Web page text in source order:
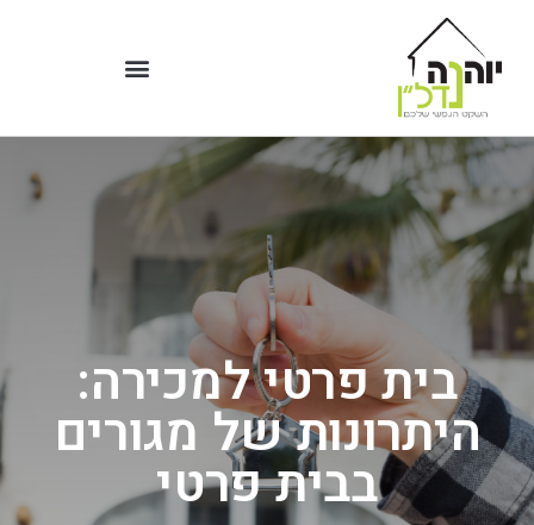
בית פרטי למכירה:
היתרונות של מגורים
בבית פרטי